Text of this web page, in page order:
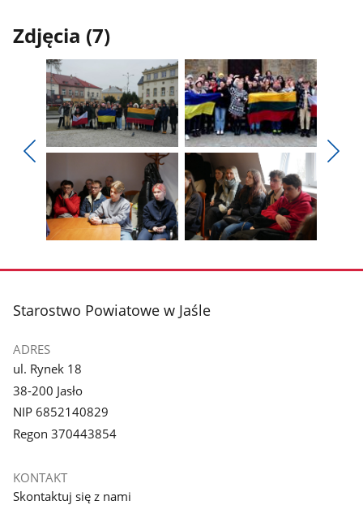
Zdjęcia (7)
poprzednie
zdjęcia
Pokaż
1
z
galerii.
Pokaż
zdjęcie
2
z
galerii.
galerii.
galerii.
stopka
Starostwo Powiatowe w Jaśle
ADRES
ul. Rynek 18
38-200 Jasło
NIP 6852140829
Regon 370443854
KONTAKT
Skontaktuj się z nami